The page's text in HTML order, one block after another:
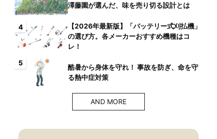
澤藤園が選んだ、味を売り切る設計とは
4
【2026年最新版】「バッテリー式刈払機」
の選び方。各メーカーおすすめ機種はコ
レ！
5
酷暑から身体を守れ！ 事故を防ぎ、命を守
る熱中症対策
AND MORE